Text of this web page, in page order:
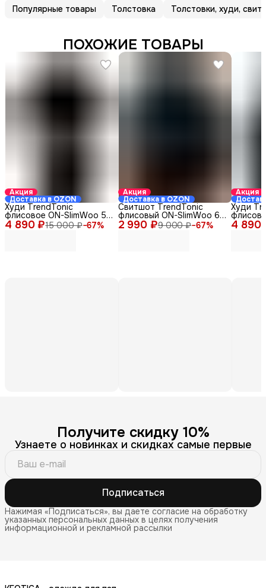
Популярные товары Толстовка Толстовки, худи,
ПОХОЖИЕ ТОВАРЫ
Акция
Доставка в OZON
4 890 ₽15 000 ₽−67%
Худи TrendTonic
флисовое ON-SlimWoo 5-
2/Х-03 серое 44-46
Акция
Доставка в OZON
2 990 ₽9 000 ₽−67%
Свитшот TrendTonic
флисовый ON-SlimWoo 6-
2/С-01 черный 44-46
Акция
4 890
Худи
2/Х-01
Получите скидку 10%
Узнаете о новинках и скидках самые первые
Подписаться
Нажимая «Подписаться», вы даете согласие на обработку
указанных персональных данных в целях получения
информационной и рекламной рассылки